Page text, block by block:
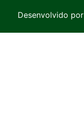
Desenvolvido por